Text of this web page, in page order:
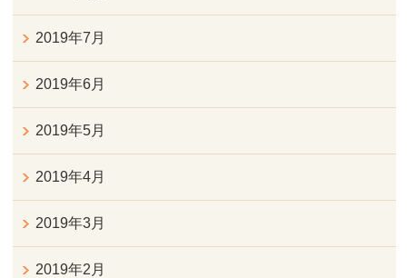
2019年7月
2019年6月
2019年5月
2019年4月
2019年3月
2019年2月